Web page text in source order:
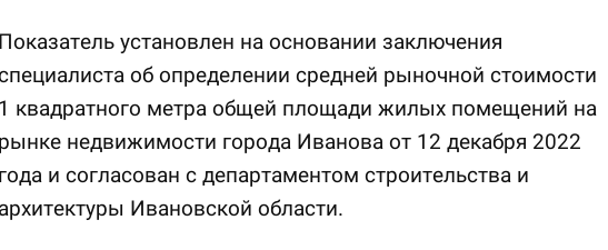
Показатель установлен на основании заключения
об определении средней рыночной стоимости
1 квадратного метра общей площади жилых помещений на
рынке недвижимости города Иванова от 12 декабря 2022
года и согласован с департаментом строительства и
архитектуры Ивановской области.